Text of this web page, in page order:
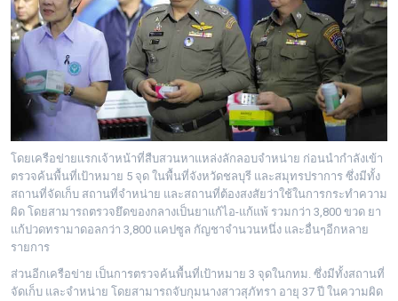
โดยเครือข่ายเเรกเจ้าหน้าที่สืบสวนหาแหล่งลักลอบจำหน่าย ก่อนนำกำลังเข้า
ตรวจค้นพื้นที่เป้าหมาย 5 จุด ในพื้นที่จังหวัดชลบุรี และสมุทรปราการ ซึ่งมีทั้ง
สถานที่จัดเก็บ สถานที่จำหน่าย และสถานที่ต้องสงสัยว่าใช้ในการกระทำความ
ผิด โดยสามารถตรวจยึดของกลางเป็นยาแก้ไอ-แก้แพ้ รวมกว่า 3,800 ขวด ยา
แก้ปวดทรามาดอลกว่า 3,800 แคปซูล กัญชาจำนวนหนึ่ง และอื่นๆอีกหลาย
รายการ
ส่วนอีกเครือข่าย เป็นการตรวจค้นพื้นที่เป้าหมาย 3 จุดในกทม. ซึ่งมีทั้งสถานที่
จัดเก็บ และจำหน่าย โดยสามารถจับกุมนางสาวสุภัทรา อายุ 37 ปี ในความผิด